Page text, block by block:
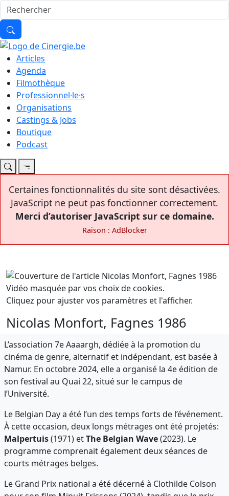
Articles
Agenda
Filmothèque
Professionnel·le·s
Organisations
Castings & Jobs
Boutique
Podcast
Certaines fonctionnalités du site sont désactivées.
JavaScript ne peut pas fonctionner correctement.
Merci d’autoriser JavaScript sur ce domaine.
Raison : AdBlocker
Vidéo masquée par vos choix de cookies.
Cliquez pour ajuster vos paramètres et l'afficher.
Nicolas Monfort, Fagnes 1986
L’association 7e Aaaargh, dédiée à la promotion du
cinéma de genre, alternatif et indépendant, est basée à
Namur. En octobre 2024, elle a organisé la 4e édition de
son festival au Quai 22, situé sur le campus de
l’Université.
Le Belgian Day a été l’un des temps forts de l’événement.
À cette occasion, deux longs métrages ont été projetés:
Malpertuis(1971) etThe Belgian Wave(2023). Le
programme comprenait également deux séances de
courts métrages belges.
Le Grand Prix national a été décerné à Clothilde Colson